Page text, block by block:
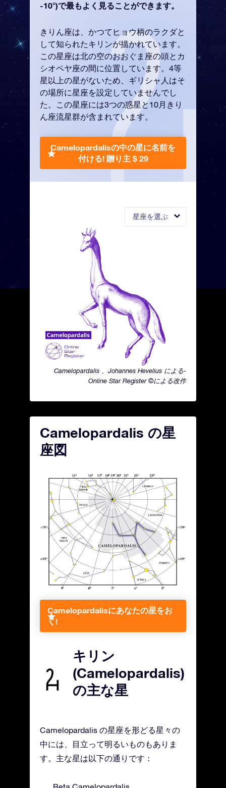
星座を選ぶ
Camelopardalis 、Johannes Hevelius による-
Online Star Register ©による改作
-10°)で最もよく見ることができます。
きりん座は、かつてヒョウ柄のラクダと
して知られたキリンが描かれています。
この星座は北の空のおおぐま座の頭とカ
シオペヤ座の間に位置しています。4等
星以上の星がないため、ギリシャ人はそ
の場所に星座を設定していませんでし
た。この星座には3つの惑星と10月きり
ん座流星群が含まれています。
Camelopardalisの中の星に名前を
付ける! 贈り主 $ 29
Camelopardalis の星
座図
Camelopardalisにあなたの星をお
く!
キリン
(Camelopardalis)
の主な星
Camelopardalis の星座を形どる星々の
中には、目立って明るいものもありま
す。主な星は以下の通りです：